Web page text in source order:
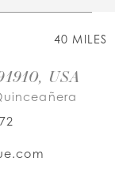
40 MILES
USA